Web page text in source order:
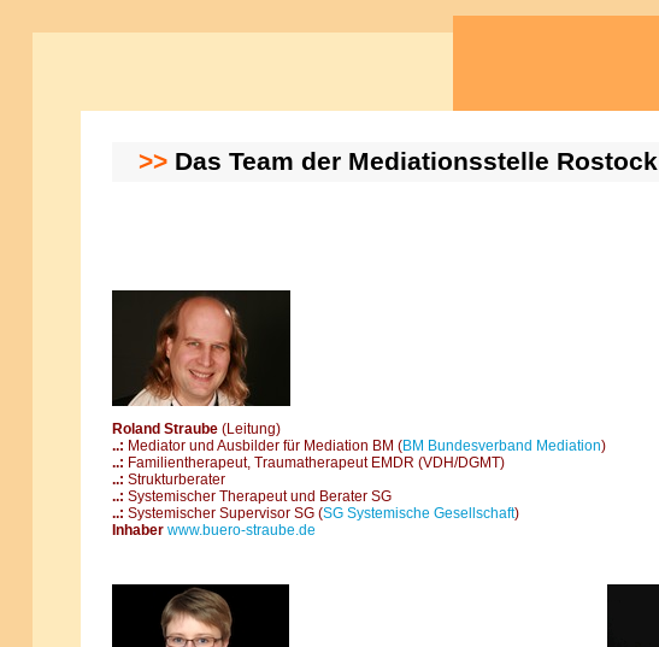
>> Das Team der Mediationsstelle Rostock
Roland Straube (Leitung)
..: Mediator und Ausbilder für Mediation BM (BM Bundesverband Mediation)
..: Familientherapeut, Traumatherapeut EMDR (VDH/DGMT)
..:Strukturberater
..:Systemischer Therapeut und Berater SG
..:Systemischer Supervisor SG (SG Systemische Gesellschaft)
Inhaberwww.buero-straube.de